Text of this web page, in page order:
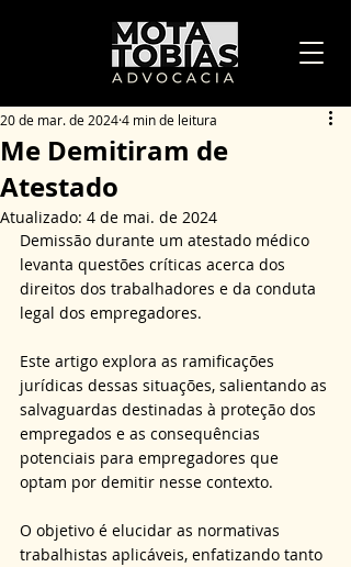
Me Demitiram de
Atestado
20 de mar. de 20244 min de leitura
Atualizado: 4 de mai. de 2024
Demissão durante um atestado médico
levanta questões críticas acerca dos
direitos dos trabalhadores e da conduta
legal dos empregadores.
Este artigo explora as ramificações
jurídicas dessas situações, salientando as
salvaguardas destinadas à proteção dos
empregados e as consequências
potenciais para empregadores que
optam por demitir nesse contexto.
O objetivo é elucidar as normativas
trabalhistas aplicáveis, enfatizando tanto